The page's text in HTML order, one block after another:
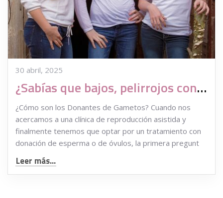
30 abril, 2025
¿Sabías que bajos, pelirrojos con exceso de peso no pueden ser donantes de gametos?
¿Cómo son los Donantes de Gametos? Cuando nos
acercamos a una clínica de reproducción asistida y
finalmente tenemos que optar por un tratamiento con
donación de esperma o de óvulos, la primera pregunt
Leer más...